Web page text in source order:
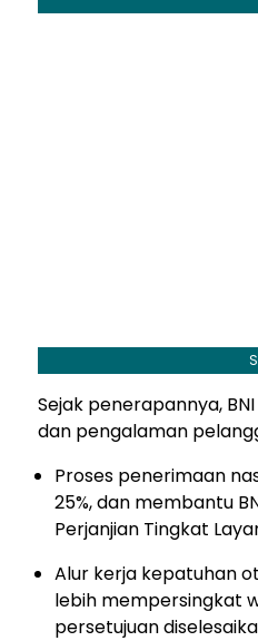
Sejak penerapannya,
dan pengalaman
Proses penerimaan
25%, dan membantu
Perjanjian Tingkat
Alur kerja kepatuhan
lebih mempersingkat
persetujuan